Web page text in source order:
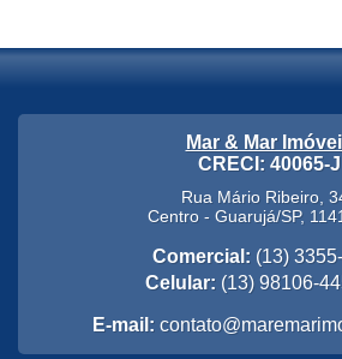
Mar & Mar
CRECI: 40065-J
Rua Mário Ribeiro,
Centro - Guarujá/SP,
Comercial: (13)
Celular: (13) 98106-
E-mail: